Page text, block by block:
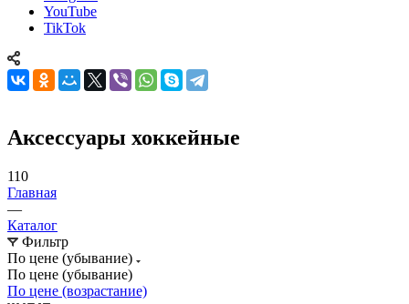
YouTube
TikTok
Аксессуары хоккейные
110
Главная
—
Каталог
Фильтр
По цене (убывание)
По цене (убывание)
По цене (возрастание)